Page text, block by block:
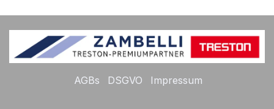
AGBs DSGVO Impressum